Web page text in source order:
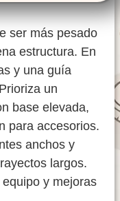
ser más pesado
estructura. En
y una guía
un
base elevada,
para accesorios.
anchos y
largos.
y mejoras